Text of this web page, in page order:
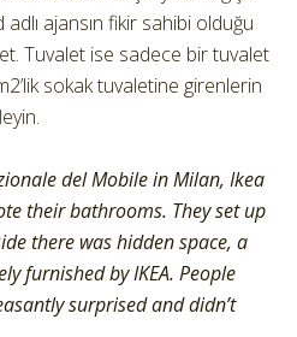
adlı ajansın fikir sahibi olduğu
Tuvalet ise sadece bir tuvalet
sokak tuvaletine girenlerin
del Mobile in Milan, Ikea
their bathrooms. They set up
there was hidden space, a
furnished by IKEA. People
surprised and didn’t